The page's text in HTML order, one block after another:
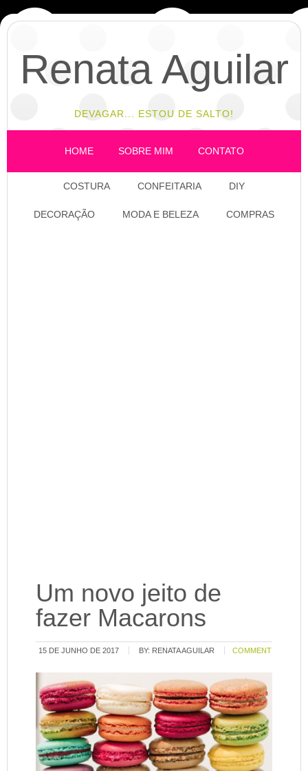
Renata Aguilar
DEVAGAR... ESTOU DE SALTO!
HOME SOBRE MIM CONTATO
COSTURA CONFEITARIA DIY
DECORAÇÃO MODA E BELEZA COMPRAS
Um novo jeito de
fazer Macarons
15 DE JUNHO DE 2017 BY: RENATA AGUILAR COMMENT